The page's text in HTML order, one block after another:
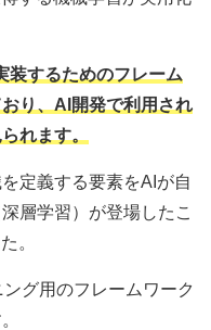
装するためのフレーム
り、AI開発で利用され
れます。
定義する要素をAIが自
層学習）が登場したこ
。
グ用のフレームワーク